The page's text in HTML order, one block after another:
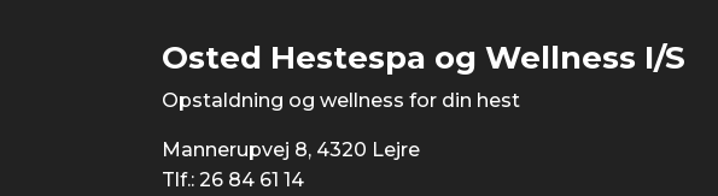
Osted Hestespa og Wellness I/S
​Opstaldning og wellness for din hest
Mannerupvej 8, 4320 Lejre
Tlf.:26 84 61 14